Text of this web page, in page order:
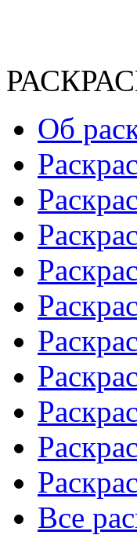
Об
Все